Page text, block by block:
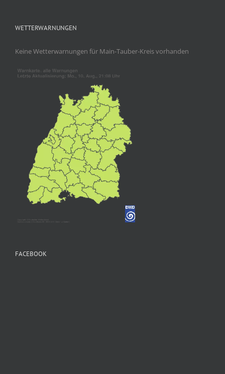
WETTERWARNUNGEN
Keine Wetterwarnungen für Main-Tauber-Kreis vorhanden
FACEBOOK